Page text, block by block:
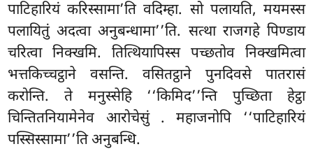
पाटिहारियं करिस्सामा’ति वदिम्हा. सो पलायति, मयमस्स
पलायितुं अदत्वा अनुबन्धामा’’ति. सत्था राजगहे पिण्डाय
चरित्वा निक्खमि. तित्थियापिस्स पच्छतोव निक्खमित्वा
भत्तकिच्चट्ठाने वसन्ति. वसितट्ठाने पुनदिवसे पातरासं
करोन्ति. ते मनुस्सेहि ‘‘किमिद’’न्ति पुच्छिता हेट्ठा
चिन्तितनियामेनेव आरोचेसुं . महाजनोपि ‘‘पाटिहारियं
पस्सिस्सामा’’ति अनुबन्धि.